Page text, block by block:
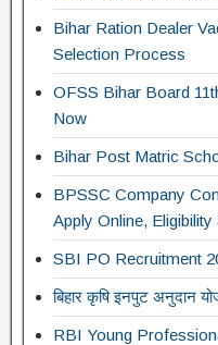
Bihar Ration Dealer
Selection Process
OFSS Bihar Board
Now
Bihar Post Matric
BPSSC Company
Apply Online,
SBI PO Recruitment
बिहार कृषि इनपुट अनुदान
RBI Young